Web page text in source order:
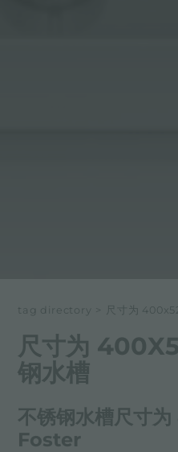
tag directory > 尺寸为
尺寸为
钢水槽
不锈钢水槽尺寸
Foster